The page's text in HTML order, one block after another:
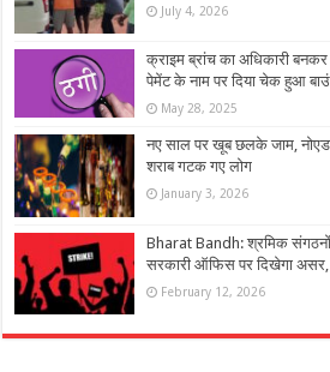
July 4, 2026
क्राइम ब्रांच का अधिकारी
पेमेंट के नाम पर दिया चेक हुआ
May 28, 2025
नए साल पर खूब छलके जाम,
शराब गटक गए लोग
January 3, 2026
Bharat Bandh: श्रमिक
सरकारी ऑफिस पर दिखेगा असर,
February 12, 2026